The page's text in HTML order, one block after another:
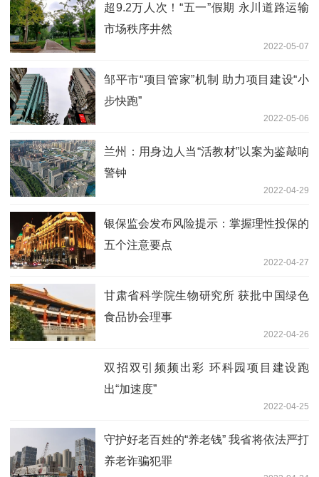
超9.2万人次！“五一”假期 永川道路运输
市场秩序井然
2022-05-07
邹平市“项目管家”机制 助力项目建设“小
步快跑”
2022-05-06
兰州：用身边人当“活教材”以案为鉴敲响
警钟
2022-04-29
银保监会发布风险提示：掌握理性投保的
五个注意要点
2022-04-27
甘肃省科学院生物研究所 获批中国绿色
食品协会理事
2022-04-26
双招双引频频出彩 环科园项目建设跑
出“加速度”
2022-04-25
守护好老百姓的“养老钱” 我省将依法严打
养老诈骗犯罪